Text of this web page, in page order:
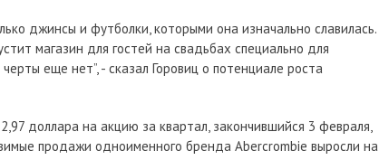
джинсы и футболки, которыми она изначально славилась.
магазин для гостей на свадьбах специально для
еще нет”, - сказал Горовиц о потенциале роста
доллара на акцию за квартал, закончившийся 3 февраля,
продажи одноименного бренда Abercrombie выросли на